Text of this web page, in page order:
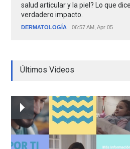
salud articular y la piel? Lo que
verdadero impacto.
DERMATOLOGÍA 06:57 AM, Apr 05
Últimos Videos